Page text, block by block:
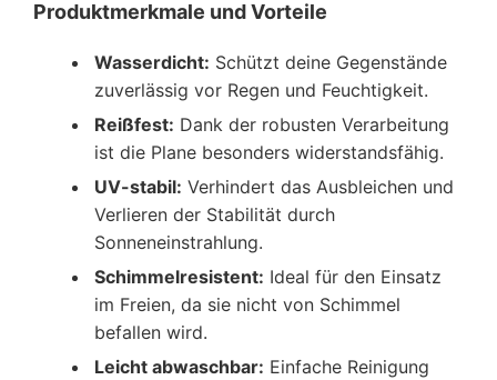
Produktmerkmale und Vorteile
Wasserdicht: Schützt deine Gegenstände
zuverlässig vor Regen und Feuchtigkeit.
Reißfest: Dank der robusten Verarbeitung
ist die Plane besonders widerstandsfähig.
UV-stabil: Verhindert das Ausbleichen und
Verlieren der Stabilität durch
Sonneneinstrahlung.
Schimmelresistent: Ideal für den Einsatz
im Freien, da sie nicht von Schimmel
befallen wird.
Leicht abwaschbar: Einfache Reinigung